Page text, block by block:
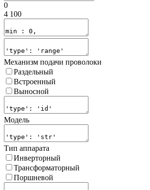
0
4 100
Механизм подачи проволоки
Раздельный
Встроенный
Выносной
Модель
Тип аппарата
Инверторный
Трансформаторный
Поршневой